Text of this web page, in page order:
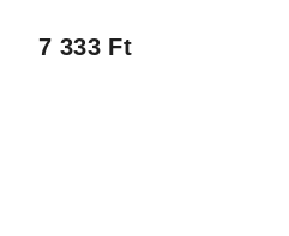
7 333 Ft